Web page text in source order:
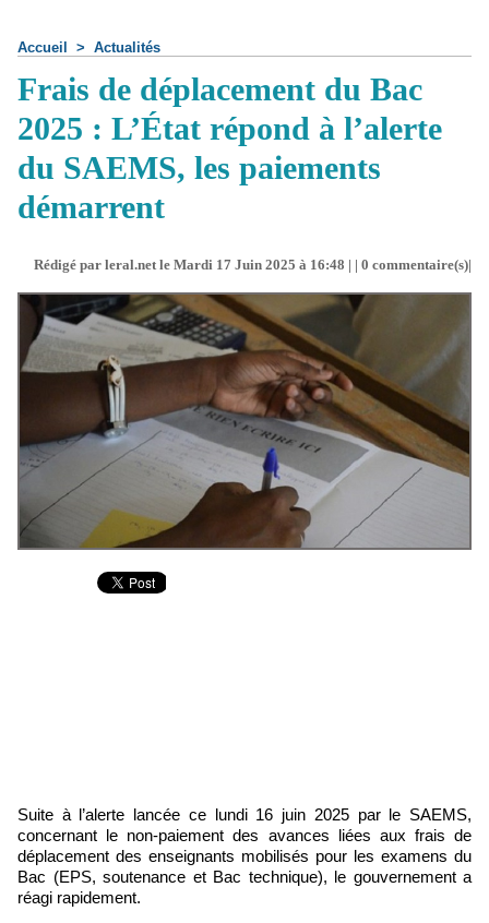
Accueil > Actualités
Frais de déplacement du Bac
2025 : L’État répond à l’alerte
du SAEMS, les paiements
démarrent
Rédigé par leral.net le Mardi 17 Juin 2025 à 16:48 | | 0 commentaire(s)|
Suite à l’alerte lancée ce lundi 16 juin 2025 par le SAEMS,
concernant le non-paiement des avances liées aux frais de
déplacement des enseignants mobilisés pour les examens du
Bac (EPS, soutenance et Bac technique), le gouvernement a
réagi rapidement.